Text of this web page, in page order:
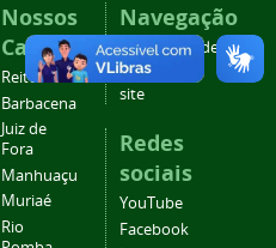
Nossos
Campi
Reitoria
Barbacena
Juiz de
Fora
Manhuaçu
Muriaé
Rio
Navegação
Acessibilidade
Mapa do
site
Redes
sociais
YouTube
Facebook